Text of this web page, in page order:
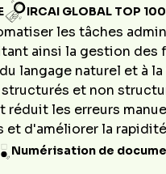
IRCAI GLOBAL TOP 100
les tâches
ainsi la gestion
langage naturel et à
et non
les erreurs
d'améliorer la
Numérisation de